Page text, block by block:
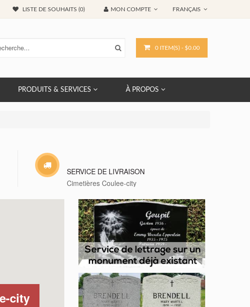
FRANÇAIS
LISTE DE SOUHAITS (0) MON COMPTE
0 ITEM(S) - $0.00
PRODUITS & SERVICES À PROPOS
SERVICE DE LIVRAISON
Cimetières Coulee-city
city